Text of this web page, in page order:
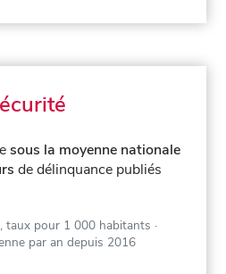
sous la moyenne nationale
de délinquance publiés
taux pour 1 000 habitants ·
par an depuis 2016